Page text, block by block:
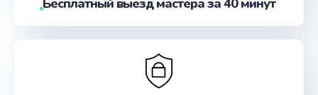
Бесплатный выезд мастера за 40 минут